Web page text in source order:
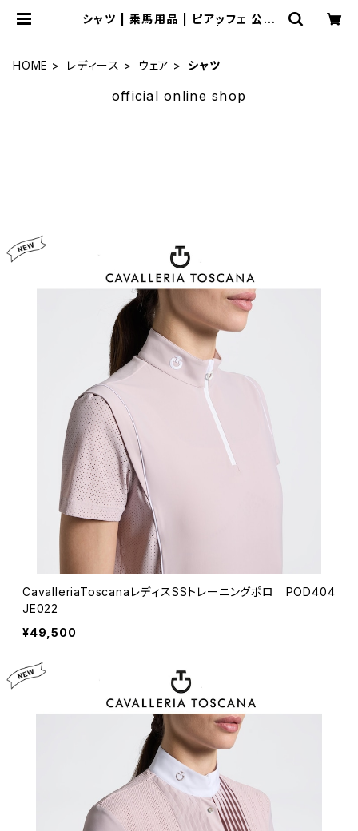
シャツ | 乗馬用品 | ピアッフェ 公式
HOME レディース ウェア シャツ
official online shop
CavalleriaToscanaレディスSSトレーニングポロ POD404
JE022
¥49,500